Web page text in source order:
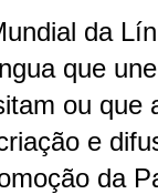
da
que
ou que
e
da